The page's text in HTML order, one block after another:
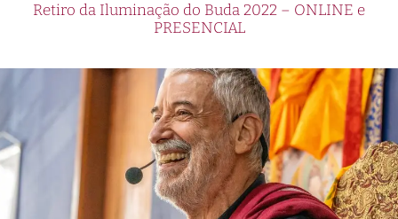
Retiro da Iluminação do Buda 2022 – ONLINE e
PRESENCIAL